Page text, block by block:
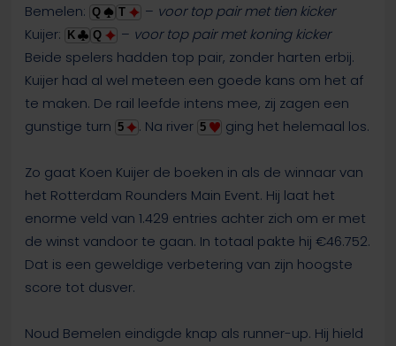
Bemelen: Q T – voor top pair met tien kicker
Kuijer:
K Q – voor top pair met koning kicker
Beide spelers hadden top pair, zonder harten erbij.
Kuijer had al wel meteen een goede kans om het af
te maken. De rail leefde intens mee, zij zagen een
gunstige turn 5 . Na river 5 ging het helemaal los.
Zo gaat Koen Kuijer de boeken in als de winnaar van
het Rotterdam Rounders Main Event. Hij laat het
enorme veld van 1.429 entries achter zich om er met
de winst vandoor te gaan. In totaal pakte hij €46.752.
Dat is een geweldige verbetering van zijn hoogste
score tot dusver.
Noud Bemelen eindigde knap als runner-up. Hij hield